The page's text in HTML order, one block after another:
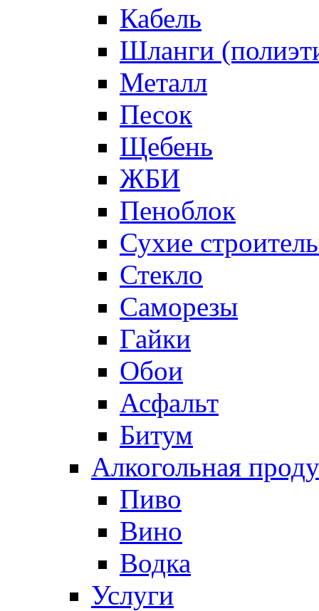
Кабель
Шланги
Металл
Песок
Щебень
ЖБИ
Пеноблок
Сухие
Стекло
Саморезы
Гайки
Обои
Асфальт
Битум
Алкогольная
Пиво
Вино
Водка
Услуги